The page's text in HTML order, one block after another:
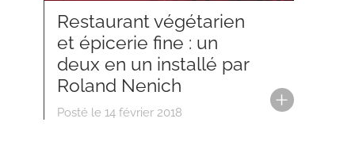
Restaurant végétarien
et épicerie fine : un
deux en un installé par
Roland Nenich
Posté le 14 février 2018